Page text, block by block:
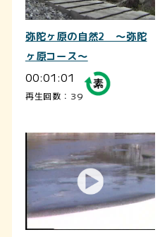
弥陀ヶ原の自然2 ～弥陀
ヶ原コース～
00:01:01
再生回数：39